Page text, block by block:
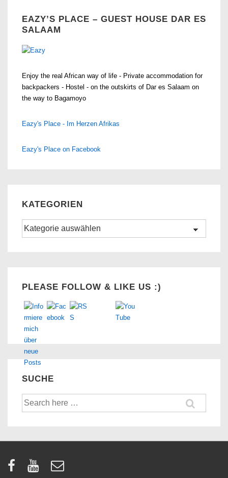
EAZY’S PLACE – GUEST HOUSE DAR ES
SALAAM
Enjoy the real African way of life - Private accommodation for
backpackers - Hostel - on the outskirts of Dar es Salaam on
the way to Bagamoyo
Eazy's Place - Im Herzen Afrikas
Eazy's Place on Facebook
KATEGORIEN
Kategorien
PLEASE FOLLOW & LIKE US :)
SUCHE
Suche